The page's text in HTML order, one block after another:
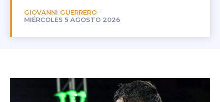
GIOVANNI GUERRERO -
MIÉRCOLES 5 AGOSTO 2026